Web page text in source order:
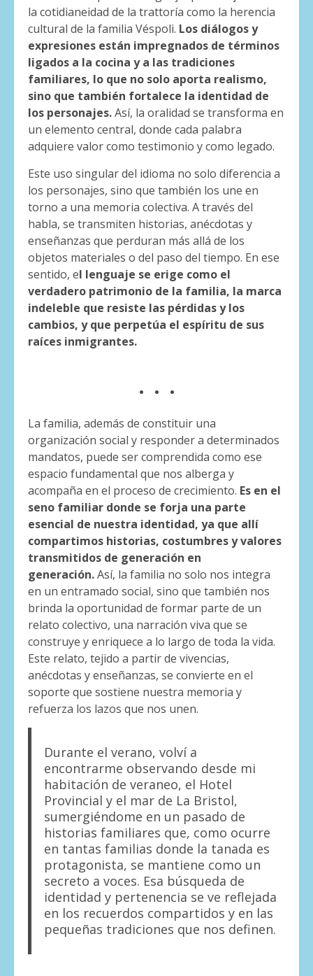
la cotidianeidad de la trattoría como la herencia
cultural de la familia Véspoli. Los diálogos y
expresiones están impregnados de términos
ligados a la cocina y a las tradiciones
familiares, lo que no solo aporta realismo,
sino que también fortalece la identidad de
los personajes.Así, la oralidad se transforma en
un elemento central, donde cada palabra
adquiere valor como testimonio y como legado.
Este uso singular del idioma no solo diferencia a
los personajes, sino que también los une en
torno a una memoria colectiva. A través del
habla, se transmiten historias, anécdotas y
enseñanzas que perduran más allá de los
objetos materiales o del paso del tiempo. En ese
sentido, el lenguaje se erige como el
verdadero patrimonio de la familia, la marca
indeleble que resiste las pérdidas y los
cambios, y que perpetúa el espíritu de sus
raíces inmigrantes.
. . .
La familia, además de constituir una
organización social y responder a determinados
mandatos, puede ser comprendida como ese
espacio fundamental que nos alberga y
acompaña en el proceso de crecimiento. Es en el
seno familiar donde se forja una parte
esencial de nuestra identidad, ya que allí
compartimos historias, costumbres y valores
transmitidos de generación en
generación.Así, la familia no solo nos integra
en un entramado social, sino que también nos
brinda la oportunidad de formar parte de un
relato colectivo, una narración viva que se
construye y enriquece a lo largo de toda la vida.
Este relato, tejido a partir de vivencias,
anécdotas y enseñanzas, se convierte en el
soporte que sostiene nuestra memoria y
refuerza los lazos que nos unen.
Durante el verano, volví a
encontrarme observando desde mi
habitación de veraneo, el Hotel
Provincial y el mar de La Bristol,
sumergiéndome en un pasado de
historias familiares que, como ocurre
en tantas familias donde la tanada es
protagonista, se mantiene como un
secreto a voces. Esa búsqueda de
identidad y pertenencia se ve reflejada
en los recuerdos compartidos y en las
pequeñas tradiciones que nos definen.